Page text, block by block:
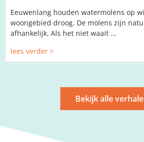
Eeuwenlang houden watermolens op
woongebied droog. De molens zijn
afhankelijk. Als het niet waait ...
lees verder >
Bekijk alle